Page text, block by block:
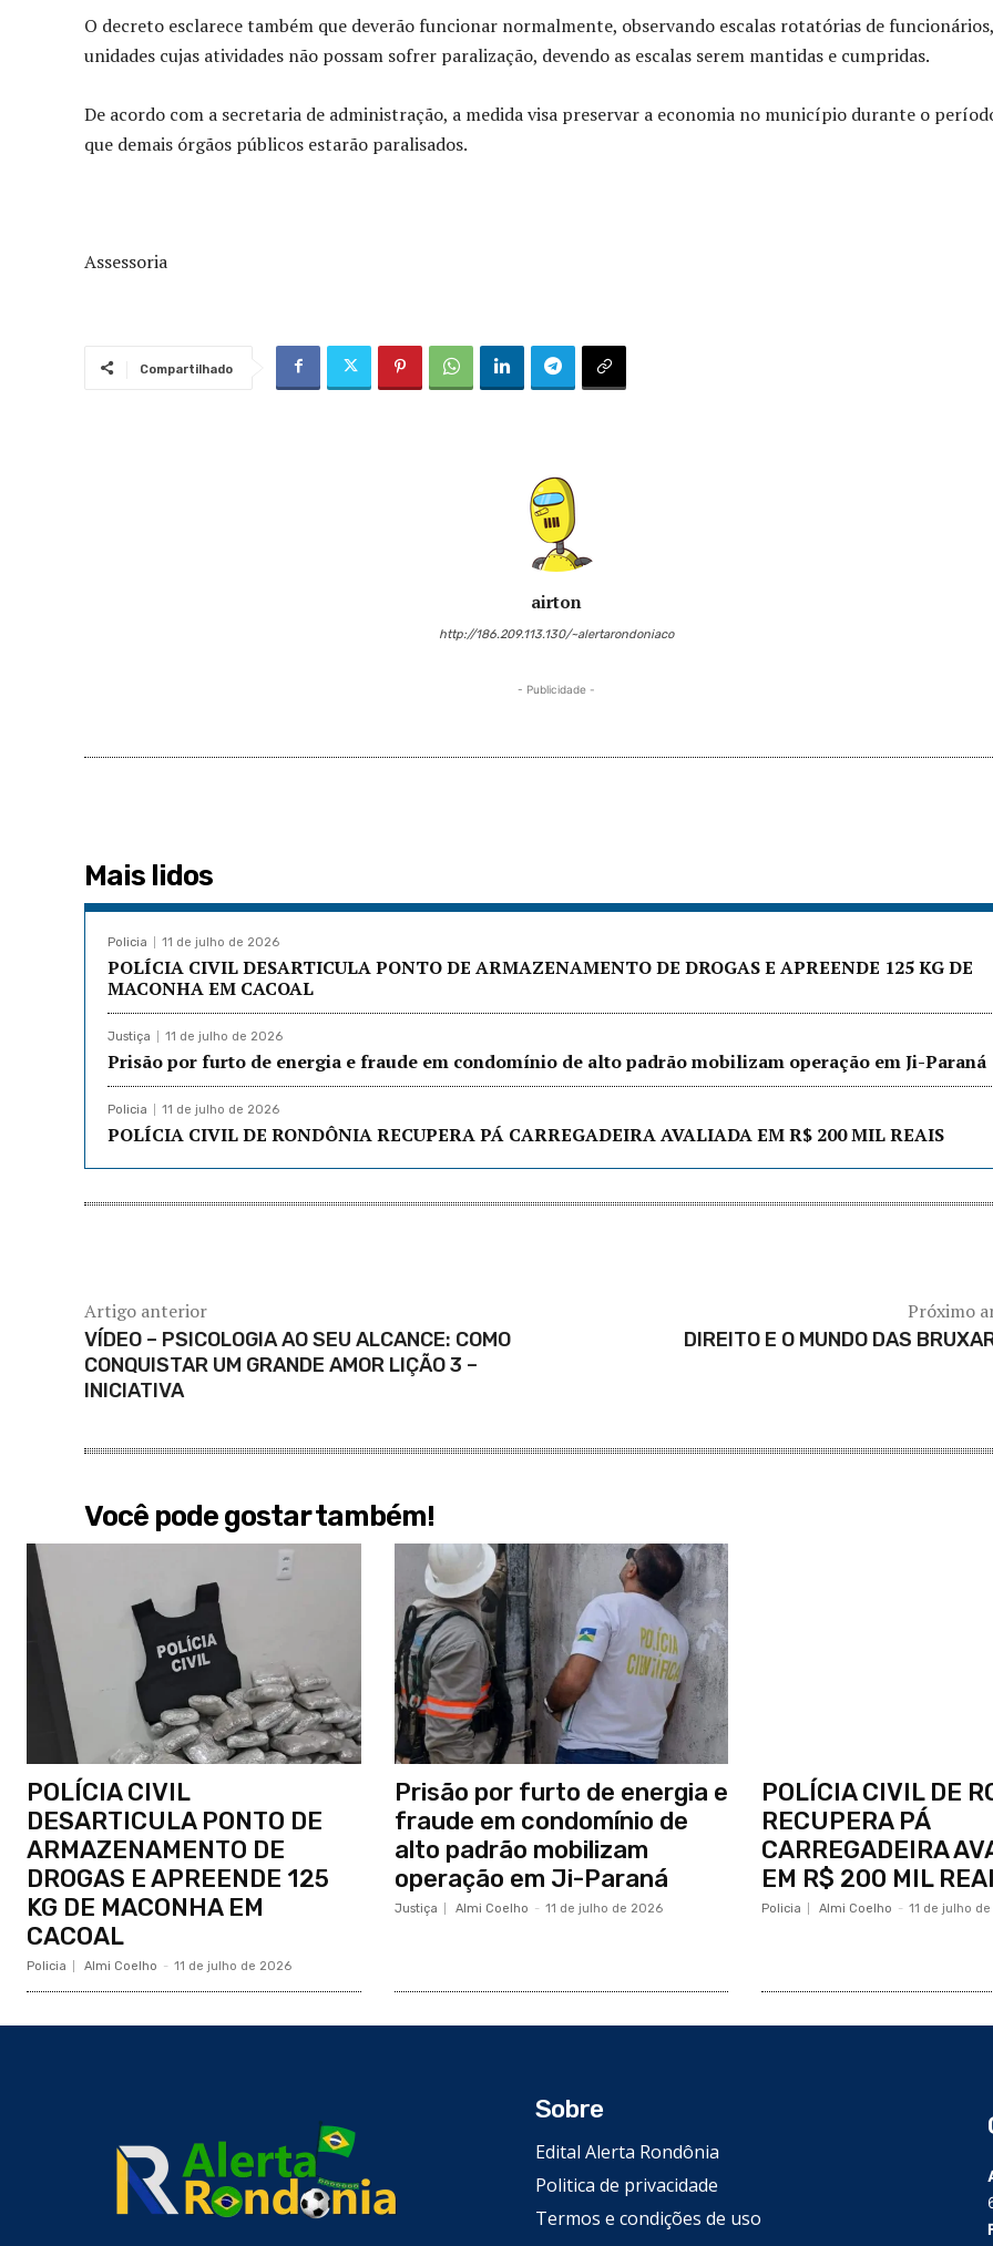
O decreto esclarece também que deverão funcionar normalmente, observando escalas rotatórias de
unidades cujas atividades não possam sofrer paralização, devendo as escalas serem mantidas e cumpridas.
De acordo com a secretaria de administração, a medida visa preservar a economia no município durante o
que demais órgãos públicos estarão paralisados.
Assessoria
Compartilhado
airton
http://186.209.113.130/~alertarondoniaco
- Publicidade -
Mais lidos
Policia 11 de julho de 2026
POLÍCIA CIVIL DESARTICULA PONTO DE ARMAZENAMENTO DE DROGAS E APREENDE 125 KG DE
MACONHA EM CACOAL
Justiça 11 de julho de 2026
Prisão por furto de energia e fraude em condomínio de alto padrão mobilizam operação em Ji-Paraná
Policia 11 de julho de 2026
POLÍCIA CIVIL DE RONDÔNIA RECUPERA PÁ CARREGADEIRA AVALIADA EM R$ 200 MIL REAIS
Artigo anterior
VÍDEO – PSICOLOGIA AO SEU ALCANCE: COMO
CONQUISTAR UM GRANDE AMOR LIÇÃO 3 –
INICIATIVA
Próximo
DIREITO E O MUNDO DAS
Você pode gostar também!
POLÍCIA CIVIL
DESARTICULA PONTO DE
ARMAZENAMENTO DE
DROGAS E APREENDE 125
KG DE MACONHA EM
CACOAL
Policia Almi Coelho - 11 de julho de 2026
Prisão por furto de energia e
fraude em condomínio de
alto padrão mobilizam
operação em Ji-Paraná
Justiça Almi Coelho - 11 de julho de 2026
POLÍCIA CIVIL DE
RECUPERA PÁ
CARREGADEIRA
EM R$ 200 MIL
Policia Almi Coelho - 11 de julho
Sobre
Edital Alerta Rondônia
Politica de privacidade
Termos e condições de uso